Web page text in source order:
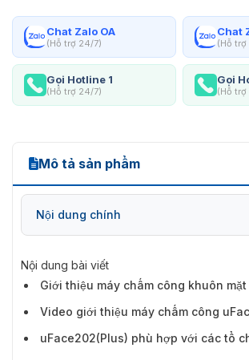
Chat Zalo OA
(Hỗ trợ 24/7)
Chat
(Hỗ
Gọi Hotline 1
(Hỗ trợ 24/7)
Gọi
(Hỗ
Mô tả sản phẩm
Nội dung chính
Nội dung bài viết
Giới thiệu máy chấm công khuôn
Video giới thiệu máy chấm công
uFace202(Plus) phù hợp với các tổ